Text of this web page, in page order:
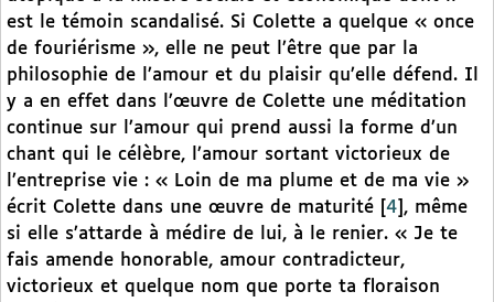
est le témoin scandalisé. Si Colette a quelque « once
de fouriérisme », elle ne peut l’être que par la
philosophie de l’amour et du plaisir qu’elle défend. Il
y a en effet dans l’œuvre de Colette une méditation
continue sur l’amour qui prend aussi la forme d’un
chant qui le célèbre, l’amour sortant victorieux de
l’entreprise vie : « Loin de ma plume et de ma vie »
écrit Colette dans une œuvre de maturité
4 , même
si elle s’attarde à médire de lui, à le renier. « Je te
fais amende honorable, amour contradicteur,
victorieux et quelque nom que porte ta floraison